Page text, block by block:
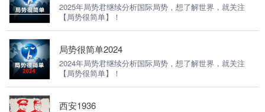
2025年局势君继续分析国际局势，想了解世界，就关注
【局势很简单】！
局势很简单2024
2024年局势君继续分析国际局势，想了解世界，就关注
【局势很简单】！
西安1936